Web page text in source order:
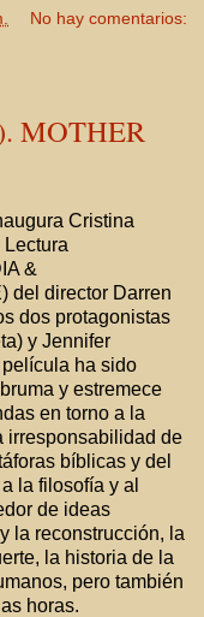
No hay comentarios:
MOTHER
Cristina
&
del director Darren
dos protagonistas
y Jennifer
ha sido
y estremece
en torno a la
irresponsabilidad de
bíblicas y del
la filosofía y al
de ideas
la reconstrucción, la
la historia de la
pero también
horas.